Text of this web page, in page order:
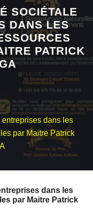
SOCIÉTALE
DANS LES
PATRICK
dans les
par Maitre Patrick
dans les
par Maitre Patrick